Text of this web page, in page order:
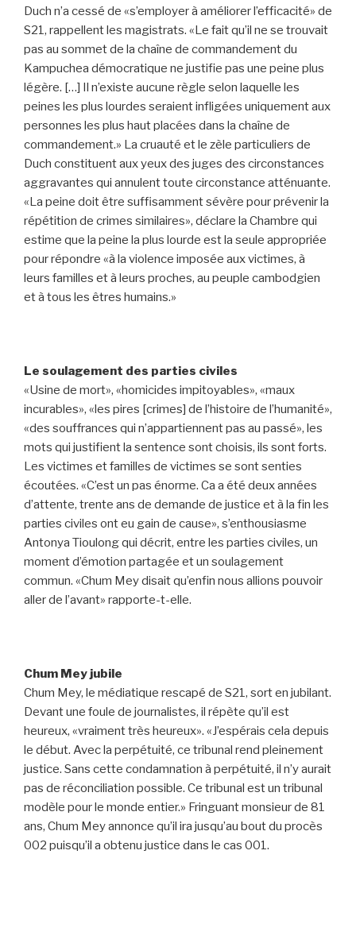
Duch n’a cessé de «s’employer à améliorer l’efficacité» de
S21, rappellent les magistrats. «Le fait qu’il ne se trouvait
pas au sommet de la chaîne de commandement du
Kampuchea démocratique ne justifie pas une peine plus
légère. […] Il n’existe aucune règle selon laquelle les
peines les plus lourdes seraient infligées uniquement aux
personnes les plus haut placées dans la chaîne de
commandement.» La cruauté et le zèle particuliers de
Duch constituent aux yeux des juges des circonstances
aggravantes qui annulent toute circonstance atténuante.
«La peine doit être suffisamment sévère pour prévenir la
répétition de crimes similaires», déclare la Chambre qui
estime que la peine la plus lourde est la seule appropriée
pour répondre «à la violence imposée aux victimes, à
leurs familles et à leurs proches, au peuple cambodgien
et à tous les êtres humains.»
Le soulagement des parties civiles
«Usine de mort», «homicides impitoyables», «maux
incurables», «les pires [crimes] de l’histoire de l’humanité»,
«des souffrances qui n’appartiennent pas au passé», les
mots qui justifient la sentence sont choisis, ils sont forts.
Les victimes et familles de victimes se sont senties
écoutées. «C’est un pas énorme. Ca a été deux années
d’attente, trente ans de demande de justice et à la fin les
parties civiles ont eu gain de cause», s’enthousiasme
Antonya Tioulong qui décrit, entre les parties civiles, un
moment d’émotion partagée et un soulagement
commun. «Chum Mey disait qu’enfin nous allions pouvoir
aller de l’avant» rapporte-t-elle.
Chum Mey jubile
Chum Mey, le médiatique rescapé de S21, sort en jubilant.
Devant une foule de journalistes, il répète qu’il est
heureux, «vraiment très heureux». «J’espérais cela depuis
le début. Avec la perpétuité, ce tribunal rend pleinement
justice. Sans cette condamnation à perpétuité, il n’y aurait
pas de réconciliation possible. Ce tribunal est un tribunal
modèle pour le monde entier.» Fringuant monsieur de 81
ans, Chum Mey annonce qu’il ira jusqu’au bout du procès
002 puisqu’il a obtenu justice dans le cas 001.